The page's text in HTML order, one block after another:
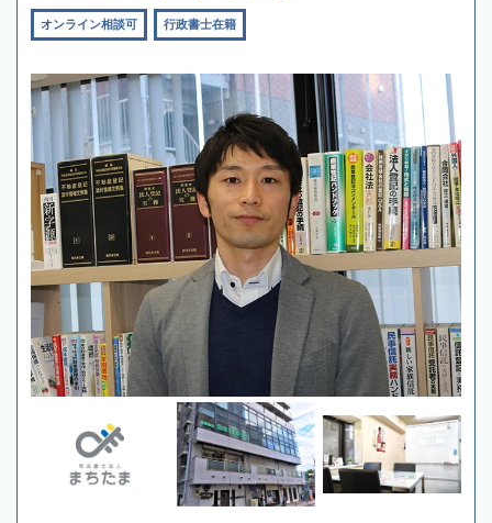
オンライン相談可 行政書士在籍